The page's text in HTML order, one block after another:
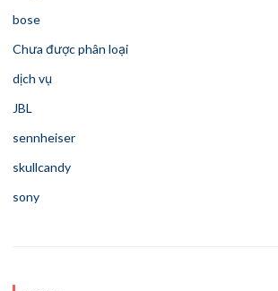
bose
Chưa được phân loại
dịch vụ
JBL
sennheiser
skullcandy
sony